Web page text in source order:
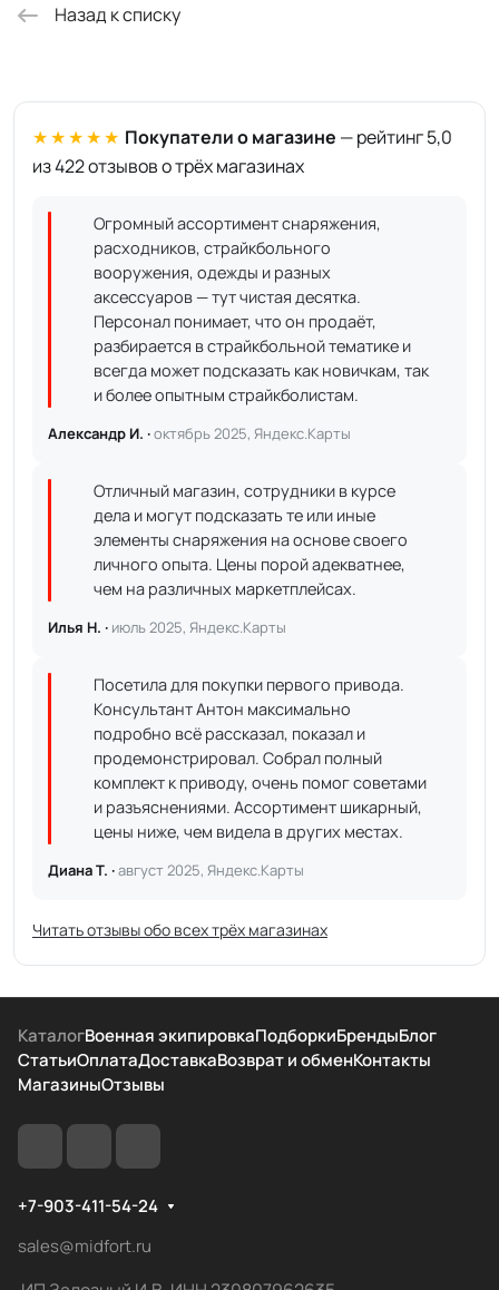
Назад к списку
★★★★★ Покупатели о магазине — рейтинг 5,0
из 422 отзывов о трёх магазинах
Огромный ассортимент снаряжения,
расходников, страйкбольного
вооружения, одежды и разных
аксессуаров — тут чистая десятка.
Персонал понимает, что он продаёт,
разбирается в страйкбольной тематике и
всегда может подсказать как новичкам, так
и более опытным страйкболистам.
Александр И. ·октябрь 2025, Яндекс.Карты
Отличный магазин, сотрудники в курсе
дела и могут подсказать те или иные
элементы снаряжения на основе своего
личного опыта. Цены порой адекватнее,
чем на различных маркетплейсах.
Илья Н. · июль 2025, Яндекс.Карты
Посетила для покупки первого привода.
Консультант Антон максимально
подробно всё рассказал, показал и
продемонстрировал. Собрал полный
комплект к приводу, очень помог советами
и разъяснениями. Ассортимент шикарный,
цены ниже, чем видела в других местах.
Диана Т. ·август 2025, Яндекс.Карты
Читать отзывы обо всех трёх магазинах
КаталогВоенная экипировкаПодборкиБрендыБлог
СтатьиОплатаДоставкаВозврат и обменКонтакты
МагазиныОтзывы
+7-903-411-54-24
sales@midfort.ru